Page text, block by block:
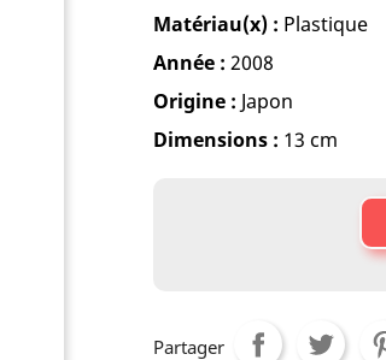
Matériau(x) : Plastique
Année : 2008
Origine : Japon
Dimensions : 13 cm
Partager